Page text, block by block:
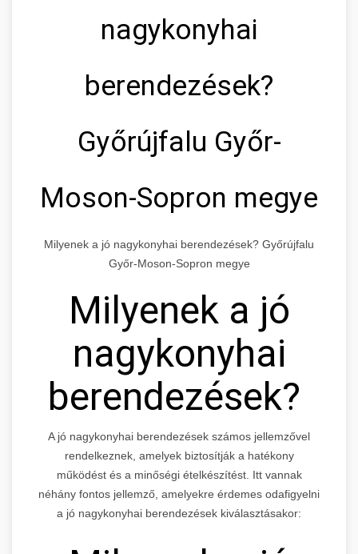
nagykonyhai
berendezések?
Győrújfalu Győr-
Moson-Sopron megye
Milyenek a jó nagykonyhai berendezések? Győrújfalu
Győr-Moson-Sopron megye
Milyenek a jó
nagykonyhai
berendezések?
A jó nagykonyhai berendezések számos jellemzővel
rendelkeznek, amelyek biztosítják a hatékony
működést és a minőségi ételkészítést. Itt vannak
néhány fontos jellemző, amelyekre érdemes odafigyelni
a jó nagykonyhai berendezések kiválasztásakor: